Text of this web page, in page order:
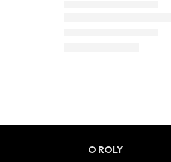
O ROLY